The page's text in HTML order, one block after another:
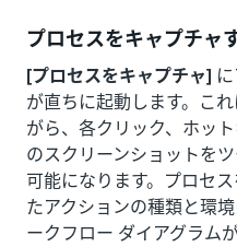
プロセスをキャプチャ
[プロセスをキャプチャ]
が直ちに起動します。こ
がら、各クリック、ホッ
のスクリーンショットを
可能になります。プロセ
たアクションの種類と環
ークフロー ダイアグラム